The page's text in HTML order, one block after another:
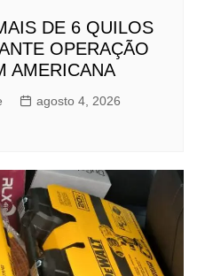
DE 6 QUILOS
OPERAÇÃO
AMERICANA
agosto 4, 2026